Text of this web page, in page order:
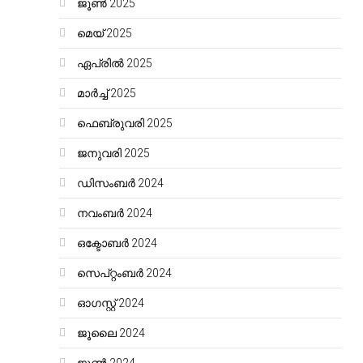
ജൂൺ 2025
മെയ്‌ 2025
ഏപ്രിൽ 2025
മാർച്ച്‌ 2025
ഫെബ്രുവരി 2025
ജനുവരി 2025
ഡിസംബർ 2024
നവംബർ 2024
ഒക്ടോബർ 2024
സെപ്റ്റംബർ 2024
ഓഗസ്റ്റ്‌ 2024
ജൂലൈ 2024